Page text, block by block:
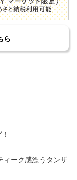
ら
ィーク感漂うタンザ